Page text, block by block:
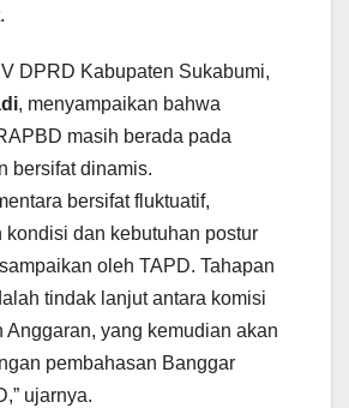
DPRD Kabupaten Sukabumi,
, menyampaikan bahwa
masih berada pada
bersifat dinamis.
bersifat fluktuatif,
kondisi dan kebutuhan postur
oleh TAPD. Tahapan
tindak lanjut antara komisi
Anggaran, yang kemudian akan
pembahasan Banggar
ujarnya.